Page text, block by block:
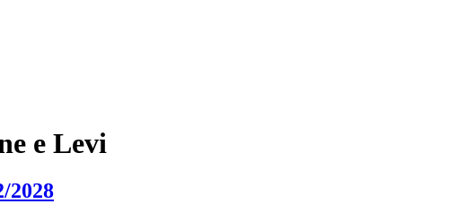
e Levi
2028